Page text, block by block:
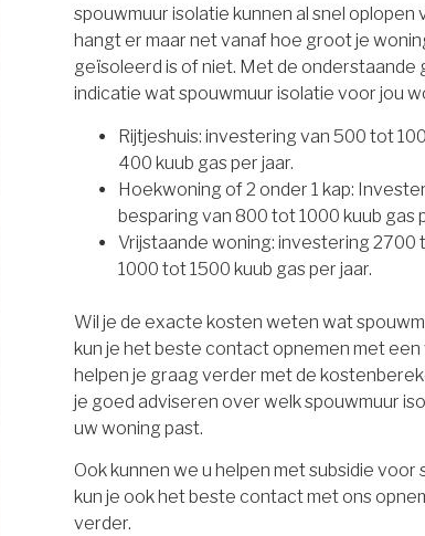
spouwmuur isolatie kunnen al snel
hangt er maar net vanaf hoe groot je
geïsoleerd is of niet. Met de
indicatie wat spouwmuur isolatie voor jou
Rijtjeshuis: investering van 500 tot
400 kuub gas per jaar.
Hoekwoning of 2 onder 1 kap:
besparing van 800 tot 1000 kuub gas
Vrijstaande woning: investering
1000 tot 1500 kuub gas per jaar.
Wil je de exacte kosten weten wat
kun je het beste contact opnemen met een
helpen je graag verder met de
je goed adviseren over welk spouwmuur
uw woning past.
Ook kunnen we u helpen met subsidie
kun je ook het beste contact met ons
verder.